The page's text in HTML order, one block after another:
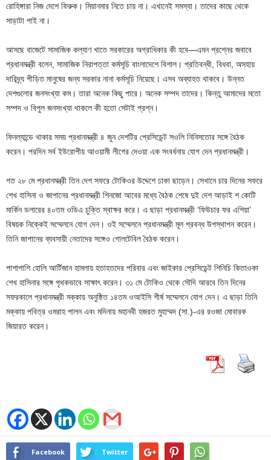
রোহিঙ্গারা নিজ দেশে ফিরুক। মিয়ানমার নিতে চায় না। এখানেই সমস্যা। তাদের কাছে থেকে
সাড়াটা পাই না।
আসছে বাজেটে সামাজিক কল্যাণ খাতে সরকারের অগ্রাধিকার কী হবে—এমন প্রশ্নের জবাবে
প্রধানমন্ত্রী বলেন, সামাজিক নিরাপত্তা কর্মসূচি বাংলাদেশে বিশাল। প্রতিবন্ধী, বিধবা, অসহায়
দারিদ্র্য পীড়িত মানুষের জন্য সরকার নানা কর্মসূচি নিয়েছে। এসব অব্যাহত থাকবে। উন্নত
দেশগুলোর জনসংখ্যা কম। তারা অনেক কিছু পারে। অনেক সম্পদ তাদের। কিন্তু আমাদের মতো
সম্পদ ও বিপুল জনসংখ্যা থাকলে কী হতো সেটাই প্রশ্ন।
ফিনল্যান্ডে থাকার সময় প্রধানমন্ত্রী ৪ জুন দেশটির প্রেসিডেন্ট সওলি নিনিসতোর সঙ্গে বৈঠক
করেন। পরদিন সর্ব ইউরোপীয় আওয়ামী লীগের দেওয়া এক সংবর্ধনায় যোগ দেন প্রধানমন্ত্রী।
গত ২৮ মে প্রধানমন্ত্রী তিন দেশ সফরে টোকিওর উদ্দেশে ঢাকা ছাড়েন। সেখানে চার দিনের সফরে
শেখ হাসিনা ও জাপানের প্রধানমন্ত্রী শিনজো আবের মধ্যে বৈঠক শেষে দুই দেশ আড়াই শ কোটি
মার্কিন ডলারের ৪০তম ওডিএ চুক্তি স্বাক্ষর করে। এ ছাড়া প্রধানমন্ত্রী ‘ফিউচার ফর এশিয়া’
বিষয়ক নিক্কেই সম্মেলনে যোগ দেন। ওই সম্মেলনে প্রধানমন্ত্রী মূল প্রবন্ধ উপস্থাপন করেন।
তিনি জাপানের ব্যবসায়ী নেতাদের সঙ্গেও গোলটেবিল বৈঠক করেন।
পাশাপাশি হোলি আর্টিজান হামলায় হতাহতদের পরিবার এবং জাইকার প্রেসিডেন্ট শিনিচি কিতাওকা
শেখ হাসিনার সঙ্গে পৃথকভাবে সাক্ষাৎ করেন। ৩১ মে টোকিও থেকে সৌদি আরবে তিন দিনের
সফরকালে প্রধানমন্ত্রী মক্কায় অনুষ্ঠিত ১৪তম ওআইসি শীর্ষ সম্মেলনে যোগ দেন। এ ছাড়া তিনি
মক্কায় পবিত্র ওমরাহ পালন এবং মদিনায় মহানবী হজরত মুহাম্মদ (সা.)-এর রওজা মোবারক
জিয়ারত করেন।
Facebook Twitter